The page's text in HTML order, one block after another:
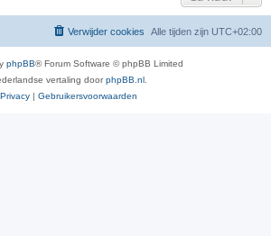
Alle tijden zijn UTC+02:00
Verwijder cookies
phpBB® Forum Software © phpBB Limited
vertaling doorphpBB.nl
Privacy | Gebruikersvoorwaarden